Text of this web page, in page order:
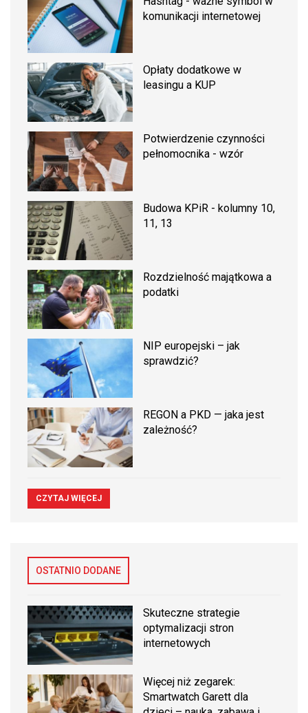
komunikacji internetowej
Opłaty dodatkowe w
leasingu a KUP
Potwierdzenie czynności
pełnomocnika - wzór
Budowa KPiR - kolumny 10,
11, 13
Rozdzielność majątkowa a
podatki
NIP europejski – jak
sprawdzić?
REGON a PKD — jaka jest
zależność?
CZYTAJ WIĘCEJ
OSTATNIO DODANE
Skuteczne strategie
optymalizacji stron
internetowych
Więcej niż zegarek:
Smartwatch Garett dla